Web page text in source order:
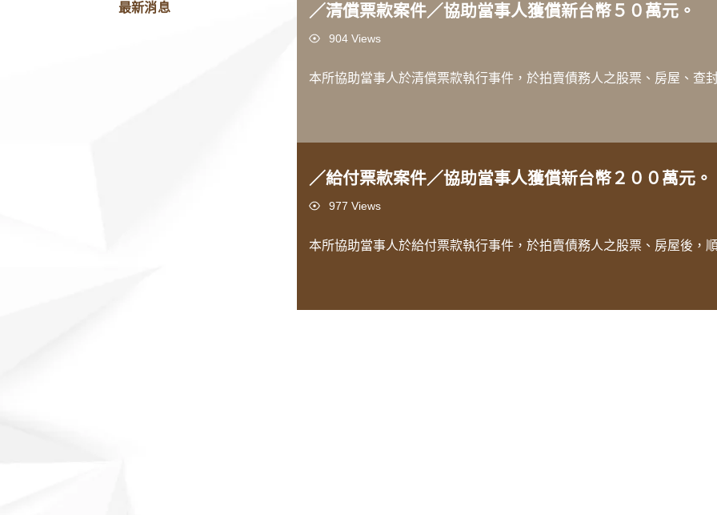
最新消息 ／清償票款案件／協助當事人獲償新台幣５０萬元。
Views904 Views
本所協助當事人於清償票款執行事件，於拍賣債務人之股票、房屋、查
／給付票款案件／協助當事人獲償新台幣２００萬元。
Views977 Views
本所協助當事人於給付票款執行事件，於拍賣債務人之股票、房屋後，